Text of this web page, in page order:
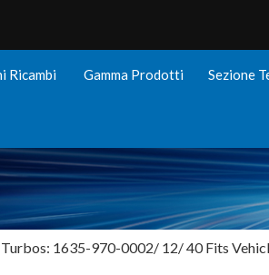
Ricambi Gamma Prodotti Sezione
1635-970-0002/ 12/ 40 Fits